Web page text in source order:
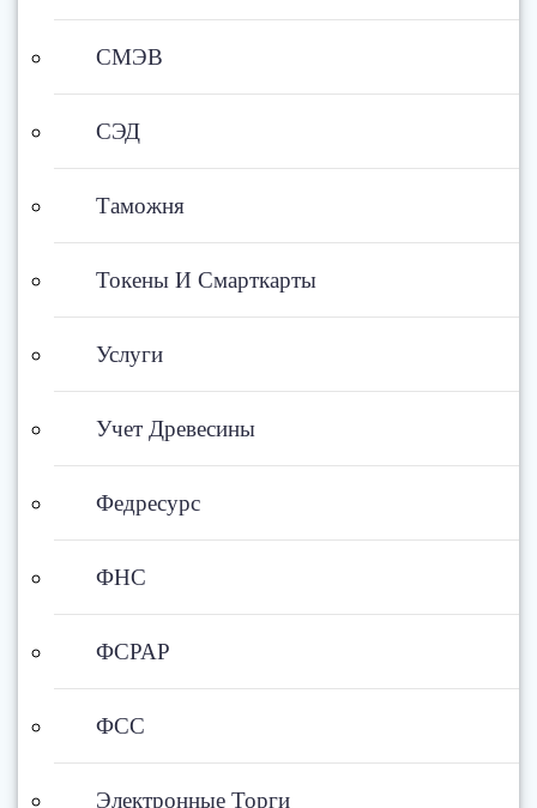
СМЭВ
СЭД
Таможня
Токены И Смарткарты
Услуги
Учет Древесины
Федресурс
ФНС
ФСРАР
ФСС
Электронные Торги